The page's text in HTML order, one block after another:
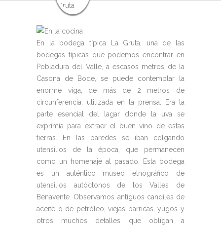
En la bodega típica La Gruta, una de las
bodegas típicas que podemos encontrar en
Pobladura del Valle, a escasos metros de la
Casona de Bode, se puede contemplar la
enorme viga, de más de 2 metros de
circunferencia, utilizada en la prensa. Era la
parte esencial del lagar donde la uva se
exprimía para extraer el buen vino de estas
tierras. En las paredes se iban colgando
utensilios de la época, que permanecen
como un homenaje al pasado. Esta bodega
es un auténtico museo etnográfico de
utensilios autóctonos de los Valles de
Benavente. Observamos antiguos candiles de
aceite o de petróleo, viejas barricas, yugos y
otros muchos detalles que obligan a